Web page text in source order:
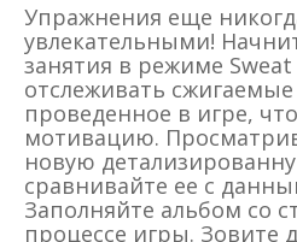
Упражнения еще
увлекательными!
занятия в режиме
отслеживать
проведенное в игре,
мотивацию.
новую
сравнивайте ее с
Заполняйте альбом со
процессе игры. Зовите